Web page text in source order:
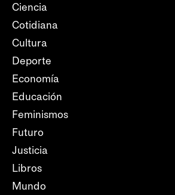
Ciencia
Cotidiana
Cultura
Deporte
Economía
Educación
Feminismos
Futuro
Justicia
Libros
Mundo